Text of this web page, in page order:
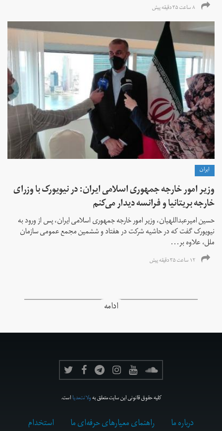
۸ ساعت ۳۵ دقیقه پیش
ايران
وزیر امور خارجه جمهوری اسلامی ایران: در نیویورک با وزرای
خارجه بریتانیا و فرانسه دیدار می‌کنم
حسین امیرعبداللهیان، وزیر امور خارجه جمهوری اسلامی ایران، پس از ورود به
نیویورک گفت که در حاشیه شرکت در هفتاد و ششمین مجمع عمومی سازمان
ملل، علاوه بر...
۱۲ ساعت ۳۵ دقیقه پیش
ادامه
کلیه حقوق قانونی این سایت متعلق بهولانت‌مدیااست.
درباره ما راهنمای معیارهای حرفه‌ای ما استخدام